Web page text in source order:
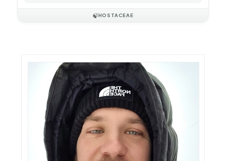
🍃HOSTACEAE